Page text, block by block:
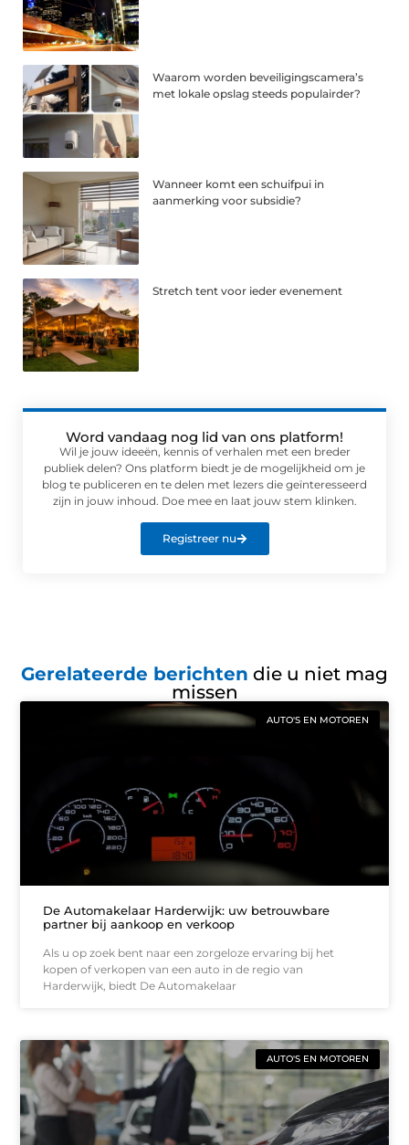
Waarom worden beveiligingscamera’s
met lokale opslag steeds populairder?
Wanneer komt een schuifpui in
aanmerking voor subsidie?
Stretch tent voor ieder evenement
Word vandaag nog lid van ons platform!
Wil je jouw ideeën, kennis of verhalen met een breder
publiek delen? Ons platform biedt je de mogelijkheid om je
blog te publiceren en te delen met lezers die geïnteresseerd
zijn in jouw inhoud. Doe mee en laat jouw stem klinken.
Registreer nu
Gerelateerde berichten die u niet mag
missen
AUTO'S EN MOTOREN
De Automakelaar Harderwijk: uw betrouwbare
partner bij aankoop en verkoop
Als u op zoek bent naar een zorgeloze ervaring bij het
kopen of verkopen van een auto in de regio van
Harderwijk, biedt De Automakelaar
AUTO'S EN MOTOREN